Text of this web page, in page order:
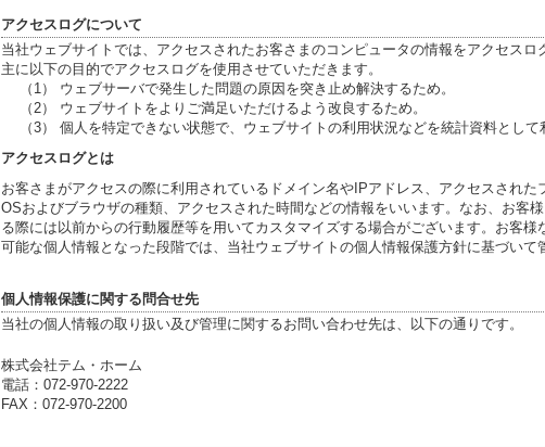
アクセスログについて
当社ウェブサイトでは、アクセスされたお客さまのコンピュータの情報をアクセスロ
主に以下の目的でアクセスログを使用させていただきます。
（1） ウェブサーバで発生した問題の原因を突き止め解決するため。
（2） ウェブサイトをよりご満足いただけるよう改良するため。
（3） 個人を特定できない状態で、ウェブサイトの利用状況などを統計資料として
アクセスログとは
お客さまがアクセスの際に利用されているドメイン名やIPアドレス、アクセスされた
OSおよびブラウザの種類、アクセスされた時間などの情報をいいます。なお、お客
る際には以前からの行動履歴等を用いてカスタマイズする場合がございます。お客様
可能な個人情報となった段階では、当社ウェブサイトの個人情報保護方針に基づいて
個人情報保護に関する問合せ先
当社の個人情報の取り扱い及び管理に関するお問い合わせ先は、以下の通りです。
株式会社テム・ホーム
電話：072-970-2222
FAX：072-970-2200